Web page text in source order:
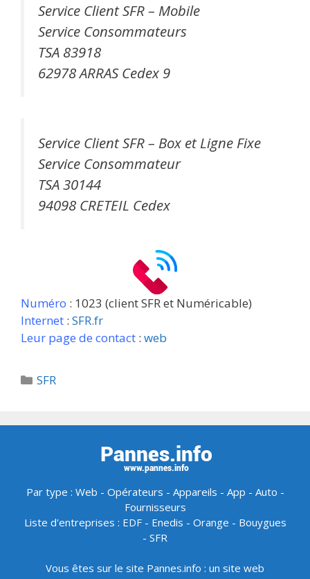
Service Client SFR – Mobile
Service Consommateurs
TSA 83918
62978 ARRAS Cedex 9
Service Client SFR – Box et Ligne Fixe
Service Consommateur
TSA 30144
94098 CRETEIL Cedex
Numéro : 1023 (client SFR et Numéricable)
Internet : SFR.fr
Leur page de contact : web
Catégories
SFR
Par type : Web - Opérateurs - Appareils - App - Auto -
Fournisseurs
Liste d'entreprises : EDF- Enedis - Orange - Bouygues
- SFR
Vous êtes sur le site Pannes.info : un site web